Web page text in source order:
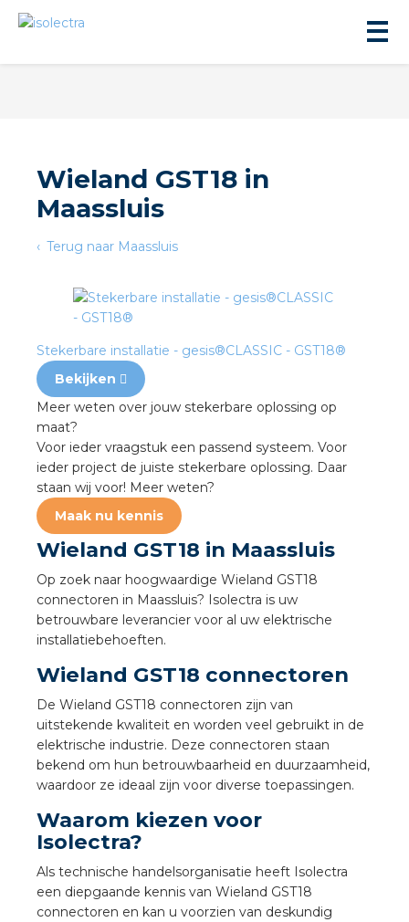
Wieland GST18 in
Maassluis
Terug naar Maassluis
Stekerbare installatie - gesis®CLASSIC - GST18®
Bekijken
Meer weten over jouw stekerbare oplossing op
maat?
Voor ieder vraagstuk een passend systeem. Voor
ieder project de juiste stekerbare oplossing. Daar
staan wij voor! Meer weten?
Maak nu kennis
Wieland GST18 in Maassluis
Op zoek naar hoogwaardige Wieland GST18
connectoren in Maassluis? Isolectra is uw
betrouwbare leverancier voor al uw elektrische
installatiebehoeften.
Wieland GST18 connectoren
De Wieland GST18 connectoren zijn van
uitstekende kwaliteit en worden veel gebruikt in de
elektrische industrie. Deze connectoren staan
bekend om hun betrouwbaarheid en duurzaamheid,
waardoor ze ideaal zijn voor diverse toepassingen.
Waarom kiezen voor
Isolectra?
Als technische handelsorganisatie heeft Isolectra
een diepgaande kennis van Wieland GST18
connectoren en kan u voorzien van deskundig
installeren
installeren
installeren
installeren in beton
installeren in de tuinbouw
stekerbare vlakkabel
GST®
RST®